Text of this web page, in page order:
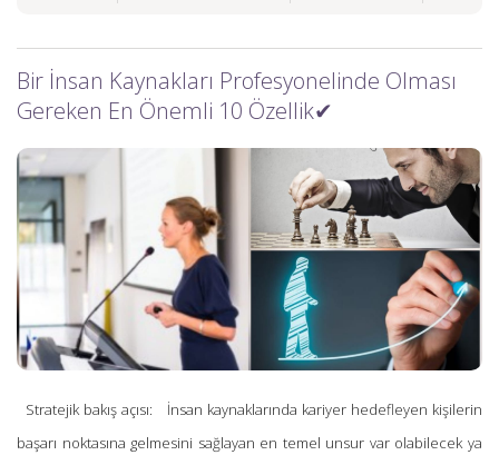
Bir İnsan Kaynakları Profesyonelinde Olması
Gereken En Önemli 10 Özellik✔
Stratejik bakış açısı: İnsan kaynaklarında kariyer hedefleyen kişilerin
başarı noktasına gelmesini sağlayan en temel unsur var olabilecek ya